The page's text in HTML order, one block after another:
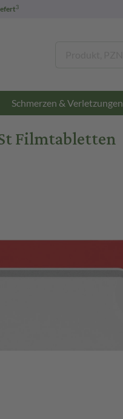
3
Schmerzen & Verletzungen
Filmtabletten